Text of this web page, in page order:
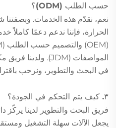
حسب الطلب (ODM)؟
نعم، نقدّم هذه الخدمات.
الحرارة، فإننا ندعم دعمًا
في البحث والتطوير، ونرحب
٣. كيف يتم التحكم في الجودة؟
فريق البحث والتطوير لدينا يركّز
يجعل الآلات سهلة التشغيل